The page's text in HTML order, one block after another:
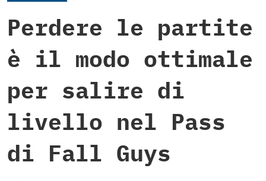
Perdere le partite
è il modo ottimale
per salire di
livello nel Pass
di Fall Guys